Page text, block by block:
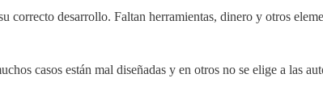
desarrollo. Faltan herramientas, dinero y otros
casos están mal diseñadas y en otros no se elige a las